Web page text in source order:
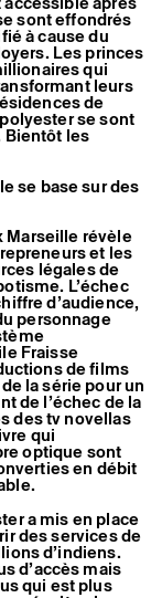
sont effondrés
à cause du
Les princes
qui
leurs
de
se sont
Bientôt les
se base sur des
Marseille révèle
et les
légales de
L’échec
d’audience,
personnage
Fraisse
de films
la série pour un
de l’échec de la
des tv novellas
qui
optique sont
en débit
a mis en place
des services de
d’indiens.
d’accès mais
qui est plus